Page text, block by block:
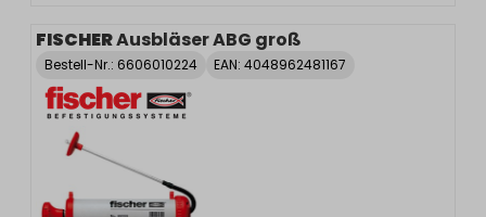
FISCHERAusbläser ABG groß
Bestell-Nr.: 6606010224 EAN: 4048962481167